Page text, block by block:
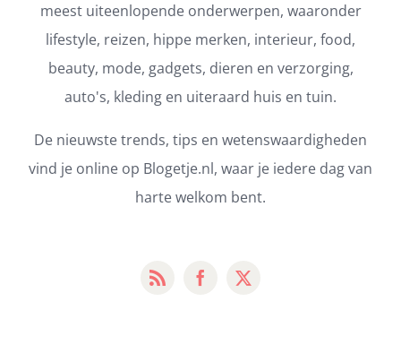
meest uiteenlopende onderwerpen, waaronder
lifestyle, reizen, hippe merken, interieur, food,
beauty, mode, gadgets, dieren en verzorging,
auto's, kleding en uiteraard huis en tuin.
De nieuwste trends, tips en wetenswaardigheden
vind je online op Blogetje.nl, waar je iedere dag van
harte welkom bent.